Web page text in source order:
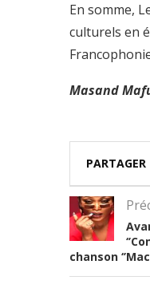
En somme,
culturels en
Masand
PARTAGER
chanson